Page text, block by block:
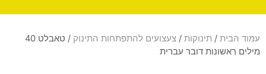
עמוד הבית / תינוקות / צעצועים להתפתחות התינוק
/ טאבלט 40
מילים ראשונות דובר עברית